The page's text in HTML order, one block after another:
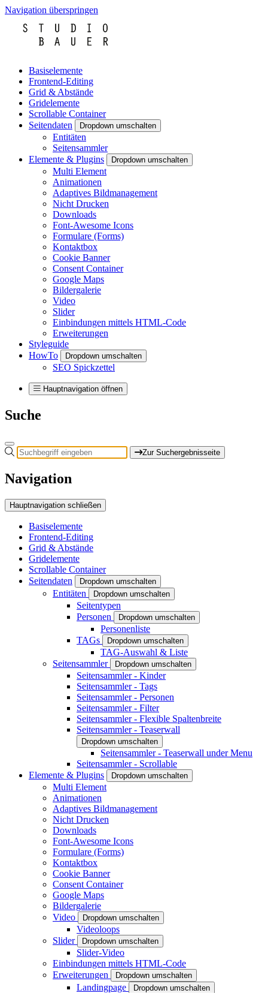
Navigation überspringen
Basiselemente
Frontend-Editing
Grid & Abstände
Gridelemente
Scrollable Container
Seitendaten
Dropdown umschalten
Entitäten
Seitensammler
Elemente & Plugins
Dropdown umschalten
Multi Element
Animationen
Adaptives Bildmanagement
Nicht Drucken
Downloads
Font-Awesome Icons
Formulare (Forms)
Kontaktbox
Cookie Banner
Consent Container
Google Maps
Bildergalerie
Video
Slider
Einbindungen mittels HTML-Code
Erweiterungen
Styleguide
HowTo
Dropdown umschalten
SEO Spickzettel
Hauptnavigation öffnen
Suche
Zur Suchergebnisseite
Navigation
Hauptnavigation schließen
Basiselemente
Frontend-Editing
Grid & Abstände
Gridelemente
Scrollable Container
Seitendaten
Dropdown umschalten
Entitäten Dropdown umschalten
Seitentypen
Personen
Dropdown umschalten
Personenliste
TAGs
Dropdown umschalten
TAG-Auswahl & Liste
Seitensammler
Dropdown umschalten
Seitensammler - Kinder
Seitensammler - Tags
Seitensammler - Personen
Seitensammler - Filter
Seitensammler - Flexible Spaltenbreite
Seitensammler - Teaserwall
Dropdown umschalten
Seitensammler - Teaserwall under Menu
Seitensammler - Scrollable
Elemente & Plugins
Dropdown umschalten
Multi Element
Animationen
Adaptives Bildmanagement
Nicht Drucken
Downloads
Font-Awesome Icons
Formulare (Forms)
Kontaktbox
Cookie Banner
Consent Container
Google Maps
Bildergalerie
Video
Dropdown umschalten
Videoloops
Slider
Dropdown umschalten
Slider-Video
Einbindungen mittels HTML-Code
Erweiterungen
Dropdown umschalten
Landingpage Dropdown umschalten